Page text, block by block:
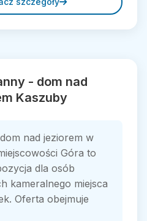
- dom nad
Kaszuby
nad jeziorem w
Góra to
dla osób
kameralnego miejsca
Oferta obejmuje